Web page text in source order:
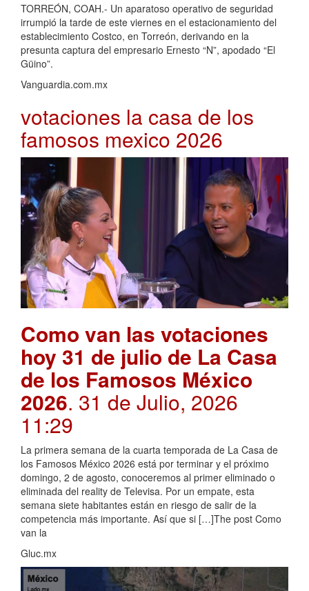
TORREÓN, COAH.- Un aparatoso operativo de seguridad
irrumpió la tarde de este viernes en el estacionamiento del
establecimiento Costco, en Torreón, derivando en la
presunta captura del empresario Ernesto “N”, apodado “El
Güino”.
Vanguardia.com.mx
votaciones la casa de los
famosos mexico 2026
Como van las votaciones
hoy 31 de julio de La Casa
de los Famosos México
2026. 31 de Julio, 2026
11:29
La primera semana de la cuarta temporada de La Casa de
los Famosos México 2026 está por terminar y el próximo
domingo, 2 de agosto, conoceremos al primer eliminado o
eliminada del reality de Televisa. Por un empate, esta
semana siete habitantes están en riesgo de salir de la
competencia más importante. Así que si […]The post Como
van la
Gluc.mx